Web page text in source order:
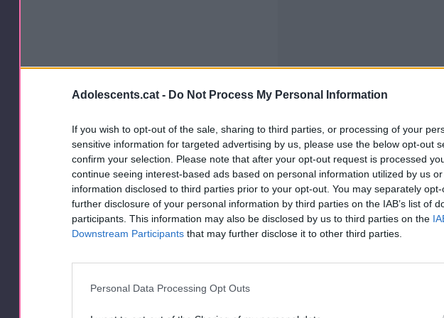
Adolescents.cat - Do Not Process My Personal Information
If you wish to opt-out of the sale, sharing to third parties, or processing of your
sensitive information for targeted advertising by us, please use the below opt-out
confirm your selection. Please note that after your opt-out request is processed
continue seeing interest-based ads based on personal information utilized by us
information disclosed to third parties prior to your opt-out. You may separately
further disclosure of your personal information by third parties on the IAB’s list of
participants. This information may also be disclosed by us to third parties on the
Downstream Participants that may further disclose it to other third parties.
Personal Data Processing Opt Outs
Això és precisament el que sembla que ha passat a
requerien més passos dels habituals o donaven
que solen practicar a classe. Davant d'això, més d'un
Tot i les queixes que s'han sentit després de la prova,